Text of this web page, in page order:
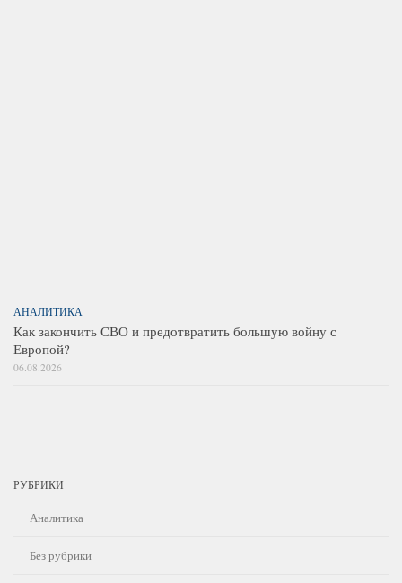
АНАЛИТИКА
Как закончить СВО и предотвратить большую войну с
Европой?
06.08.2026
РУБРИКИ
Аналитика
Без рубрики